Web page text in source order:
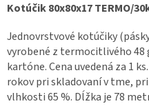
Kotúčik 80x80x17 TERMO/
Jednovrstvové kotúčiky
vyrobené z termocitlivého 48
kartóne. Cena uvedená za 1
rokov pri skladovaní v tme,
vlhkosti 65 %. Dĺžka je 78